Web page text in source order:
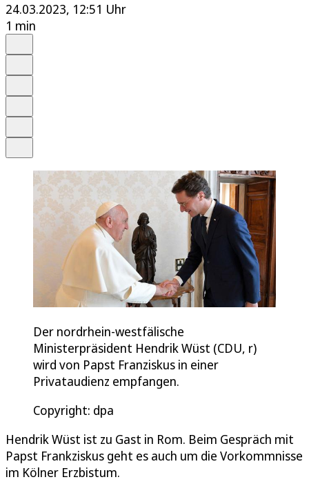
24.03.2023, 12:51 Uhr
1 min
Der nordrhein-westfälische
Ministerpräsident Hendrik Wüst (CDU, r)
wird von Papst Franziskus in einer
Privataudienz empfangen.
Copyright: dpa
Hendrik Wüst ist zu Gast in Rom. Beim Gespräch mit
Papst Frankziskus geht es auch um die Vorkommnisse
im Kölner Erzbistum.